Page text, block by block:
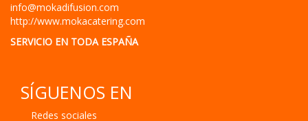
info@mokadifusion.com
http://www.mokacatering.com
SERVICIO EN TODA ESPAÑA
SÍGUENOS EN
Redes sociales